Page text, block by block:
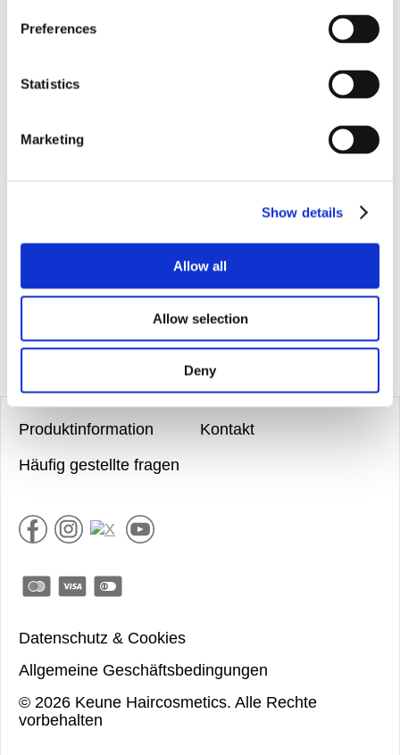
Preferences
Statistics
Marketing
Show details
Allow all
Allow selection
Deny
VOLUME
Produktinformation
Häufig gestellte fragen
Kontakt
Datenschutz & Cookies
Allgemeine Geschäftsbedingungen
© 2026 Keune Haircosmetics. Alle Rechte
vorbehalten